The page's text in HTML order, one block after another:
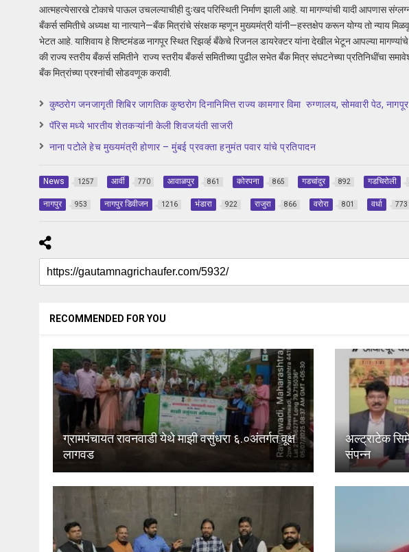
आत्महत्येसारखे टोकाचे पाऊल उचलल्याचीही दुःखद परिस्थिती निर्माण झाली आहे. या मागण्यांची यादी आपणास
बँकर्स समितीचे अध्यक्ष या नात्याने—बँक मित्रांचे संरक्षक म्हणून मुख्यमंत्री यांनी—हस्तक्षेप करून योग्य तो न्याय
भेटत आहे. याशिवाय हे शिष्टमंडळ नागपूर स्थित रिझर्व्ह बँकेचे रिजनल डायरेक्टर यांना देखील भेटून आपल्या
की राज्य स्तरीय बँकर्स समितीने राज्य स्तरीय बँकर्स समितीच्या पुढील सभेत बँक मित्र संघटनेच्या प्रतिनिधींचा
बँक मित्रांच्या प्रश्नांची सोडवणूक करावी.
कुष्ठरोग जनजागृती शिबिर जागतिक कुष्ठरोग दिनानिमित्त राज्य कामगार विमा रुग्णालय, सोमवारी पेठ,
पॅरिस मध्ये भारतीय शेतकऱ्यांनी केली शिवजयंती साजरी
नाना पटोले हेच मुख्यमंत्री होणार – मुंबई प्रवक्ता हनुमंत पवार यांचे प्रतिपादन
News 1257 आर्वी 770 आवाळपुर 861 कोरपना 865 गडचांदुर 892 गडचिरोली
नागपुर 953 नागपुर डिवीजन 1216 भंडारा 922 राजुरा 866 वरोरा 801 वर्धा 773
RECOMMENDED FOR YOU
ग्रामपंचायत रावनवाडी येथे माझी वसुंधरा ६.०अंतर्गत वूक्ष
लागवड
अल्ट्राटेक
संपन्न